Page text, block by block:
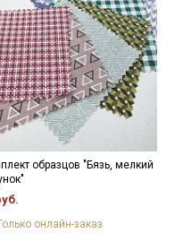
образцов "Бязь, мелкий
онлайн-заказ